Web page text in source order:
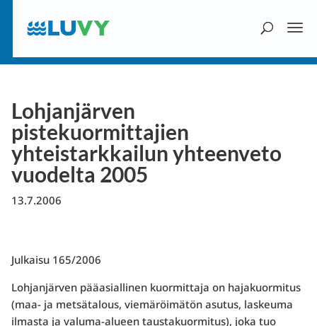
Lohjanjärven
pistekuormittajien
yhteistarkkailun yhteenveto
vuodelta 2005
13.7.2006
Julkaisu 165/2006
Lohjanjärven pääasiallinen kuormittaja on hajakuormitus
(maa- ja metsätalous, viemäröimätön asutus, laskeuma
ilmasta ja valuma-alueen taustakuormitus), joka tuo